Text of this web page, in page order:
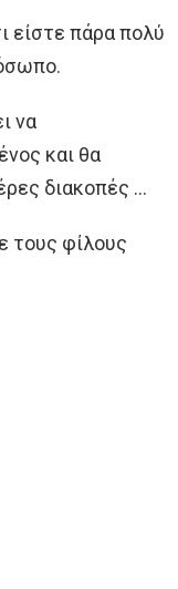
είστε πάρα πολύ
να
και θα
διακοπές …
τους φίλους